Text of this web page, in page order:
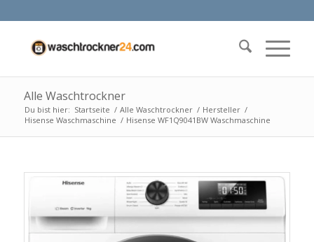
Alle Waschtrockner
Du bist hier: Startseite / Alle Waschtrockner / Hersteller /
Hisense Waschmaschine / Hisense WF1Q9041BW Waschmaschine